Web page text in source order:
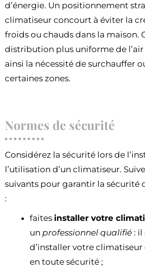
d’énergie. Un positionnement
climatiseur concourt à éviter la
froids ou chauds dans la maison.
distribution plus uniforme de
ainsi la nécessité de surchauffer
certaines zones.
Normes de sécurité
Considérez la sécurité lors de
l’utilisation d’un climatiseur.
suivants pour garantir la sécurité
:
faites installer votre
un professionnel qualifié : il
d’installer votre
en toute sécurité ;